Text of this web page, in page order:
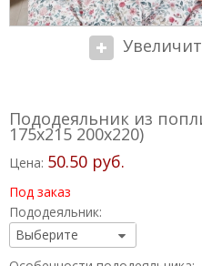
Пододеяльник из
175х215 200х220)
Цена: 50.50 руб.
Под заказ
Пододеяльник: